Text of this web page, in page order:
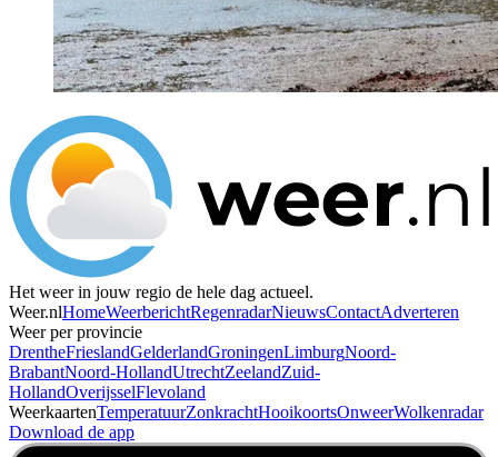
Het weer in jouw regio de hele dag actueel.
Weer.nlHomeWeerberichtRegenradarNieuwsContactAdverteren
Weer per provincie
DrentheFrieslandGelderlandGroningenLimburgNoord-
BrabantNoord-HollandUtrechtZeelandZuid-
HollandOverijsselFlevoland
WeerkaartenTemperatuurZonkrachtHooikoortsOnweerWolkenradar
Download de app